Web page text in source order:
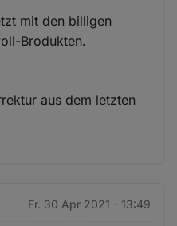
mit den billigen
Brodukten.
aus dem letzten
Fr. 30 Apr 2021 - 13:49